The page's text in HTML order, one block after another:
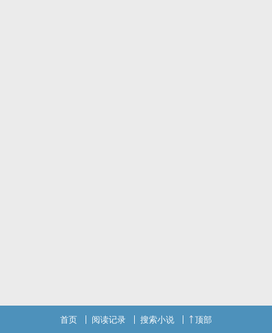
首页 阅读记录 搜索小说 顶部